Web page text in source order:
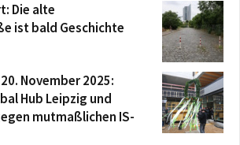
Die alte
ist bald Geschichte
November 2025:
Hub Leipzig und
mutmaßlichen IS-